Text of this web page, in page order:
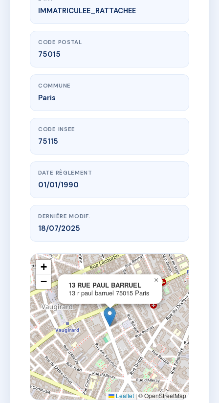
www.vme.plus/AC8484248
13 RUE PAUL BARRUEL
13 r paul barruel
IMMATRICULEE_RATTACHEE
CODE POSTAL
75015
COMMUNE
Paris
CODE INSEE
75115
DATE RÈGLEMENT
01/01/1990
DERNIÈRE MODIF.
18/07/2025
13 RUE PAUL BARRUEL
13 r paul barruel 75015 Paris
×
+
−
Leaflet | © OpenStreetMap